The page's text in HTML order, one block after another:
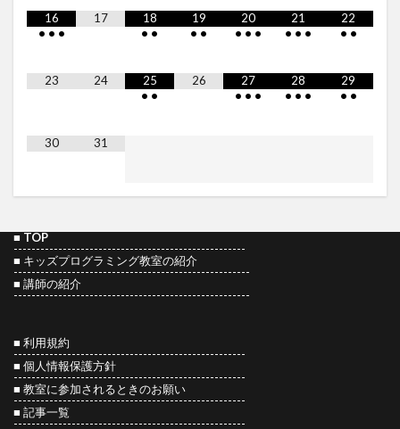
16
• • •
17
18
• •
19
• •
20
• • •
21
• • •
22
• •
23 24
25
• •
26
27
• • •
28
• • •
29
• •
30 31
■ TOP
----------------------------------------------------
■ キッズプログラミング教室の紹介
-----------------------------------------------------
■ 講師の紹介
-----------------------------------------------------
■ 利用規約
----------------------------------------------------
■ 個人情報保護方針
----------------------------------------------------
■ 教室に参加されるときのお願い
----------------------------------------------------
■ 記事一覧
----------------------------------------------------